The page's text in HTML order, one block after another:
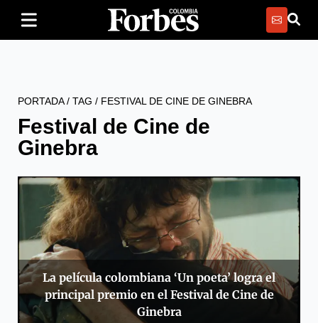
PORTADA/ TAG / FESTIVAL DE CINE DE GINEBRA
Festival de Cine de
Ginebra
La película colombiana ‘Un poeta’ logra el
principal premio en el Festival de Cine de
Ginebra